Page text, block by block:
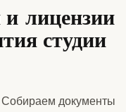
лицензии
студии
документы